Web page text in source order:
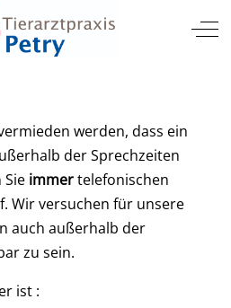
werden, dass ein
der Sprechzeiten
immertelefonischen
Wir versuchen für unsere
auch außerhalb der
zu sein.
ist :